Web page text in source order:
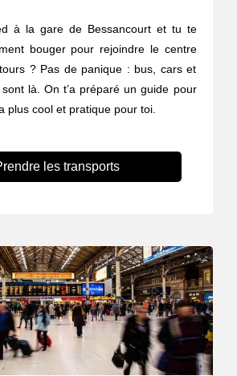
à la gare de Bessancourt et tu te
bouger pour rejoindre le centre
? Pas de panique : bus, cars et
là. On t’a préparé un guide pour
plus cool et pratique pour toi.
les transports